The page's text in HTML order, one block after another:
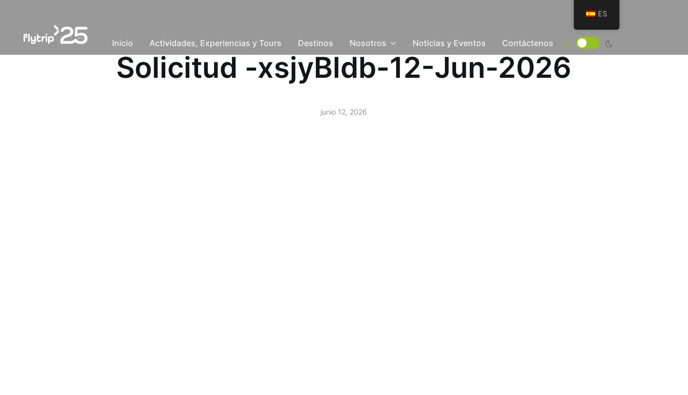
Inicio Actividades, Experiencias y Tours Destinos Nosotros Noticias y Eventos Contáctenos
Solicitud -xsjyBldb-12-Jun-2026
junio 12, 2026
ES